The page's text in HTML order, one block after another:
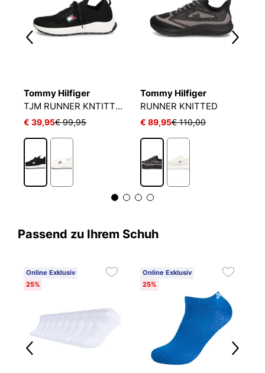
Tommy Hilfiger
TJM RUNNER KNTITTED
€ 39,95€ 99,95
Tommy Hilfiger
RUNNER KNITTED
€ 89,95€ 110,00
Passend zu Ihrem Schuh
Online Exklusiv
25%
Online Exklusiv
25%